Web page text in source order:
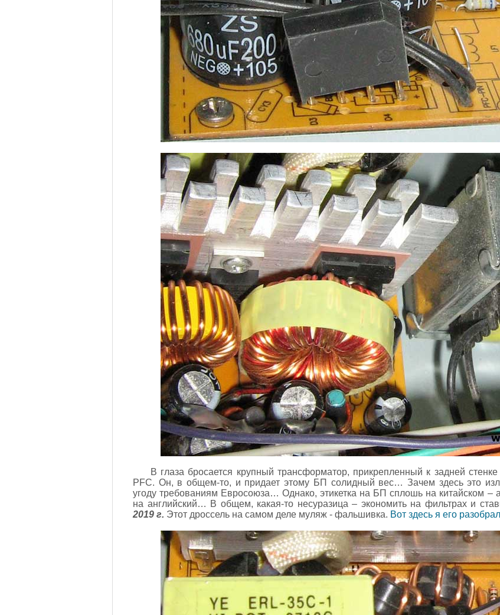
В глаза бросается крупный трансформатор, прикрепленный к задней
PFC. Он, в общем-то, и придает этому БП солидный вес… Зачем здесь это
угоду требованиям Евросоюза… Однако, этикетка на БП сплошь на китайском –
на английский… В общем, какая-то несуразица – экономить на фильтрах и
2019 г. Этот дроссель на самом деле муляж - фальшивка. Вот здесь я его